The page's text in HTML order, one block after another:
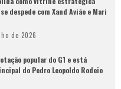
despede com Xand Avião e Mari
de 2026
popular do G1 e está
do Pedro Leopoldo Rodeio